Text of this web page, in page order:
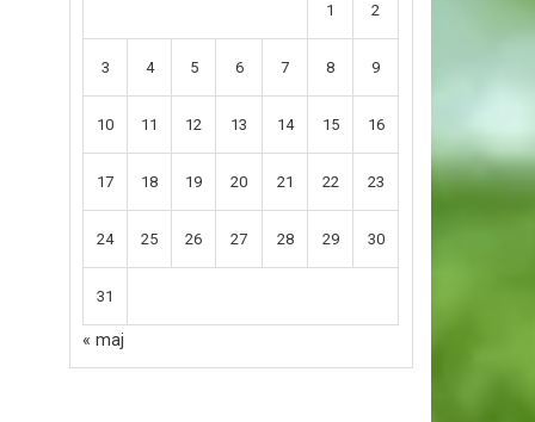
1 2
3 4 5 6 7 8 9
10 11 12 13 14 15 16
17 18 19 20 21 22 23
24 25 26 27 28 29 30
31
« maj